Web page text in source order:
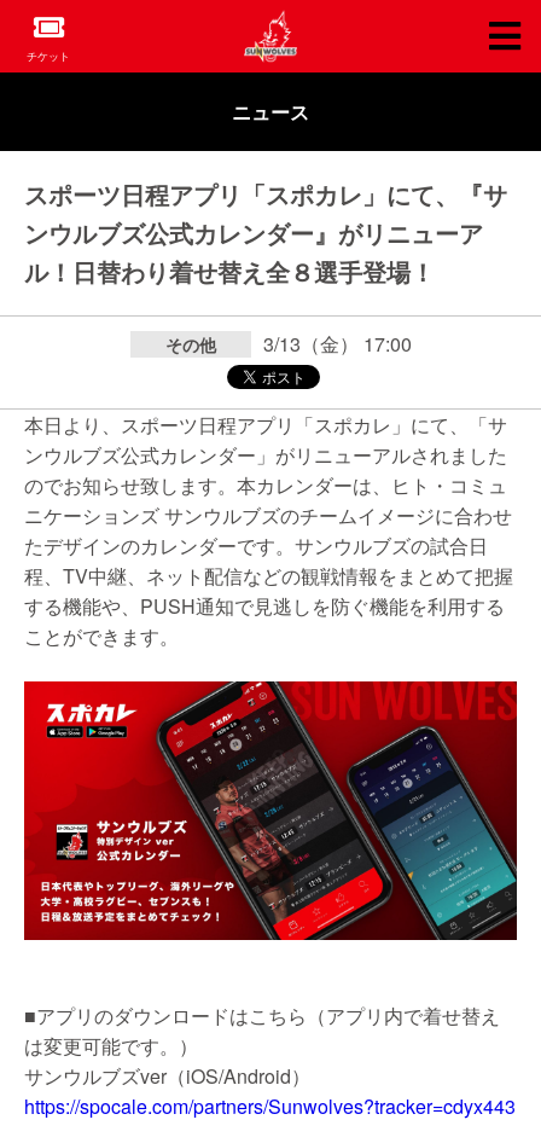
チケット
ニュース
スポーツ日程アプリ「スポカレ」にて、『サ
ンウルブズ公式カレンダー』がリニューア
ル！日替わり着せ替え全８選手登場！
その他 3/13（金） 17:00
本日より、スポーツ日程アプリ「スポカレ」にて、「サ
ンウルブズ公式カレンダー」がリニューアルされました
のでお知らせ致します。本カレンダーは、ヒト・コミュ
ニケーションズ サンウルブズのチームイメージに合わせ
たデザインのカレンダーです。サンウルブズの試合日
程、TV中継、ネット配信などの観戦情報をまとめて把握
する機能や、PUSH通知で見逃しを防ぐ機能を利用する
ことができます。
■アプリのダウンロードはこちら（アプリ内で着せ替え
は変更可能です。）
サンウルブズver（iOS/Android）
https://spocale.com/partners/Sunwolves?tracker=cdyx443